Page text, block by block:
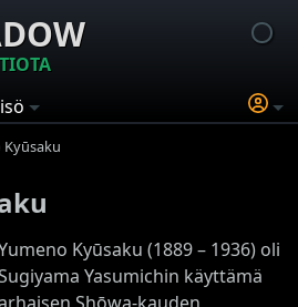
Kyūsaku (1889 – 1936) oli
Yasumichin käyttämä
Shōwa‑kauden